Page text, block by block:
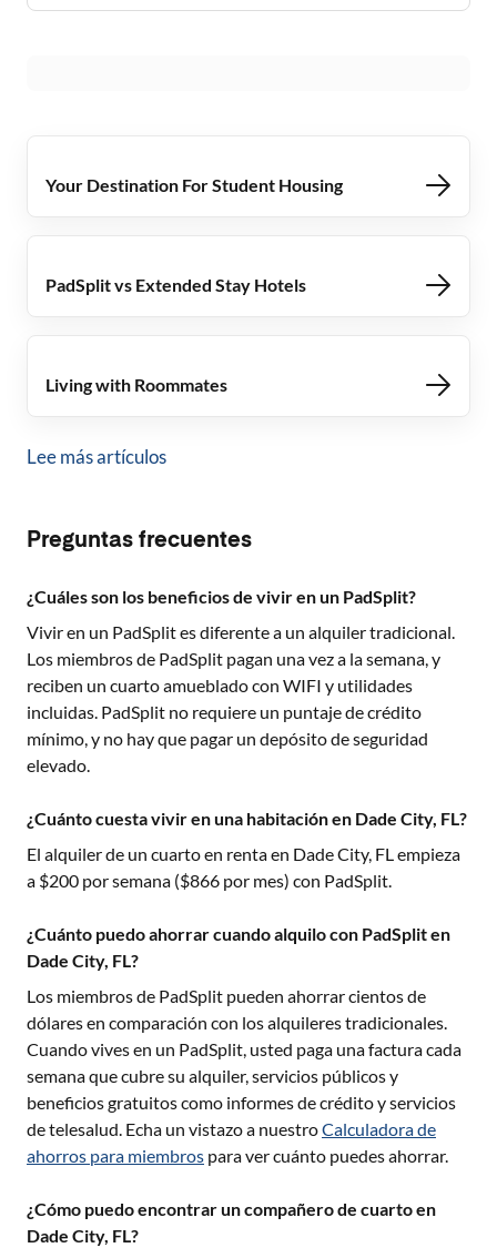
Your Destination For Student Housing
PadSplit vs Extended Stay Hotels
Living with Roommates
Lee más artículos
Preguntas frecuentes
¿Cuáles son los beneficios de vivir en un PadSplit?
Vivir en un PadSplit es diferente a un alquiler tradicional.
Los miembros de PadSplit pagan una vez a la semana, y
reciben un cuarto amueblado con WIFI y utilidades
incluidas. PadSplit no requiere un puntaje de crédito
mínimo, y no hay que pagar un depósito de seguridad
elevado.
¿Cuánto cuesta vivir en una habitación en Dade City, FL?
El alquiler de un cuarto en renta en Dade City, FLempieza
a $200 por semana ($866 por mes) con PadSplit.
¿Cuánto puedo ahorrar cuando alquilo con PadSplit en
Dade City, FL?
Los miembros de PadSplit pueden ahorrar cientos de
dólares en comparación con los alquileres tradicionales.
Cuando vives en un PadSplit, usted paga una factura cada
semana que cubre su alquiler, servicios públicos y
beneficios gratuitos como informes de crédito y servicios
de telesalud. Echa un vistazo a nuestroCalculadora de
ahorros para miembros para ver cuánto puedes ahorrar.
¿Cómo puedo encontrar un compañero de cuarto en
Dade City, FL?